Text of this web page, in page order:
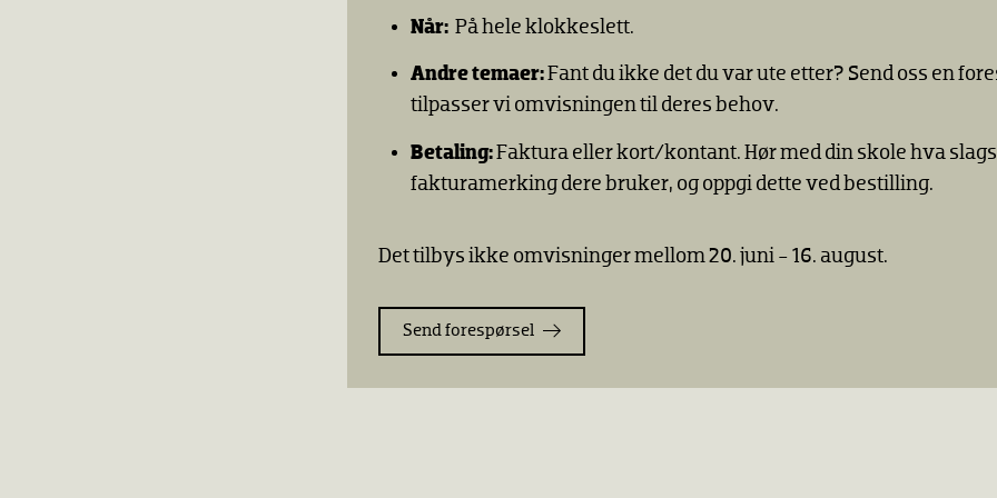
Når: På hele klokkeslett.
Andre temaer:Fant du ikke det du var ute etter? Send oss en
tilpasser vi omvisningen til deres behov.
Betaling:Faktura eller kort/kontant. Hør med din skole hva slags
fakturamerking dere bruker, og oppgi dette ved bestilling.
Det tilbys ikke omvisninger mellom 20. juni - 16. august.
Send forespørsel